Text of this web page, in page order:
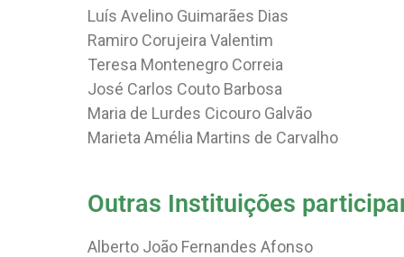
Luís Avelino Guimarães Dias
Ramiro Corujeira Valentim
Teresa Montenegro Correia
José Carlos Couto Barbosa
Maria de Lurdes Cicouro Galvão
Marieta Amélia Martins de Carvalho
Outras Instituições
Alberto João Fernandes Afonso